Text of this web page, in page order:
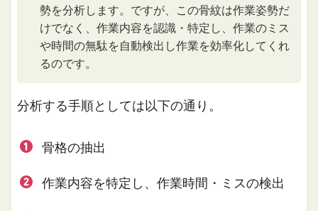
勢を分析します。ですが、この骨紋は作業姿勢だ
けでなく、作業内容を認識・特定し、作業のミス
や時間の無駄を自動検出し作業を効率化してくれ
るのです。
分析する手順としては以下の通り。
骨格の抽出
作業内容を特定し、作業時間・ミスの検出